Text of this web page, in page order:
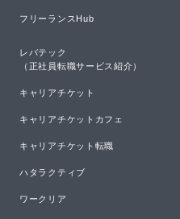
フリーランスHub
レバテック
（正社員転職サービス紹介）
キャリアチケット
キャリアチケットカフェ
キャリアチケット転職
ハタラクティブ
ワークリア